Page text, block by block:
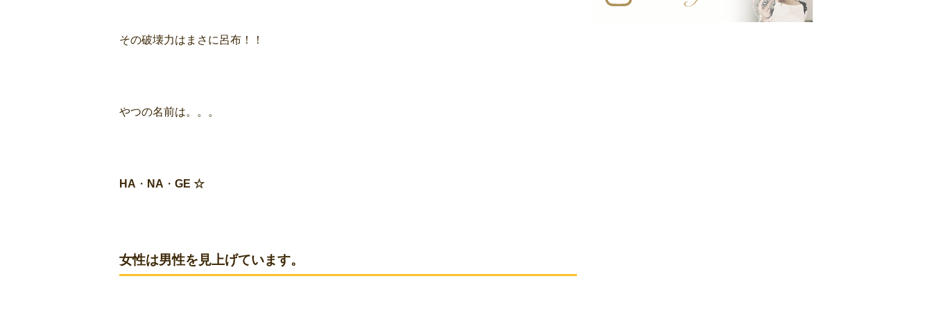
その破壊力は まさに呂布！！
やつの名前は。。。
HA ・ NA ・ GE ☆
女性は男性を見上げています。